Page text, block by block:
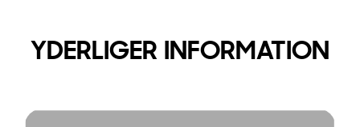
YDERLIGER INFORMATION